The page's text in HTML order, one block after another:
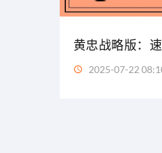
黄忠战略版：
2025-07-22